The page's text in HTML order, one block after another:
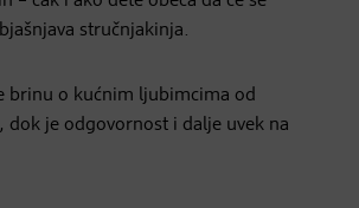
stručnjakinja.
brinu o kućnim ljubimcima od
dok je odgovornost i dalje uvek na